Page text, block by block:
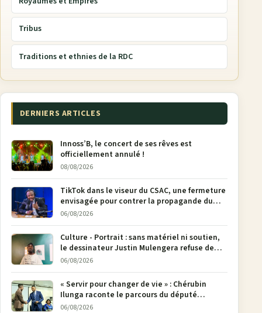
Tribus
Traditions et ethnies de la RDC
DERNIERS ARTICLES
Innoss’B, le concert de ses rêves est
officiellement annulé !
08/08/2026
TikTok dans le viseur du CSAC, une fermeture
envisagée pour contrer la propagande du
M23
06/08/2026
Culture - Portrait : sans matériel ni soutien,
le dessinateur Justin Mulengera refuse de
poser son crayon
06/08/2026
« Servir pour changer de vie » : Chérubin
Ilunga raconte le parcours du député
national Jethro Muyombi Tshimbu en 137
06/08/2026